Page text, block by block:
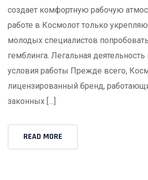
создает комфортную рабочую
работе в Космолот только
молодых специалистов
гемблинга. Легальная
условия работы Прежде всего,
лицензированный бренд,
законных […]
READ MORE